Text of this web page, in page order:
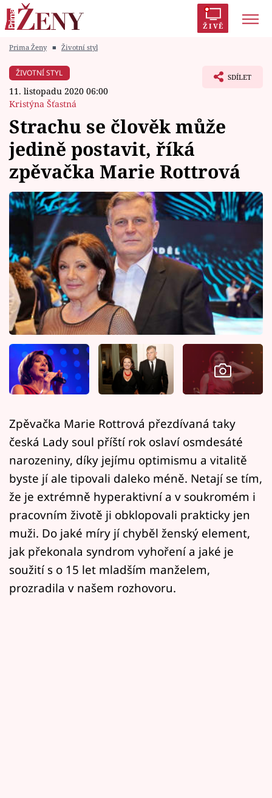
ŽIVĚ
Módní alarm
Témata
Celebrity
Vztahy
Seriály
Horoskopy
Sledujte prima+
Filmový festival Karlovy Vary
Pořady
Mámy sobě
Přihlášení
Sledujte nás
Prima Ženy ■ Životní styl
ŽIVOTNÍ STYL
11. listopadu 2020 06:00
Kristýna Šťastná
SDÍLET
Strachu se člověk může
jedině postavit, říká
zpěvačka Marie Rottrová
Zpěvačka Marie Rottrová přezdívaná taky
česká Lady soul příští rok oslaví osmdesáté
narozeniny, díky jejímu optimismu a vitalitě
byste jí ale tipovali daleko méně. Netají se tím,
že je extrémně hyperaktivní a v soukromém i
pracovním životě ji obklopovali prakticky jen
muži. Do jaké míry jí chyběl ženský element,
jak překonala syndrom vyhoření a jaké je
soužití s o 15 let mladším manželem,
prozradila v našem rozhovoru.